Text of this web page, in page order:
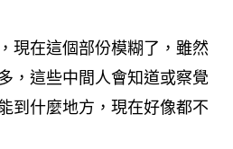
現在這個部份模糊了，雖然
，這些中間人會知道或察覺
到什麼地方，現在好像都不